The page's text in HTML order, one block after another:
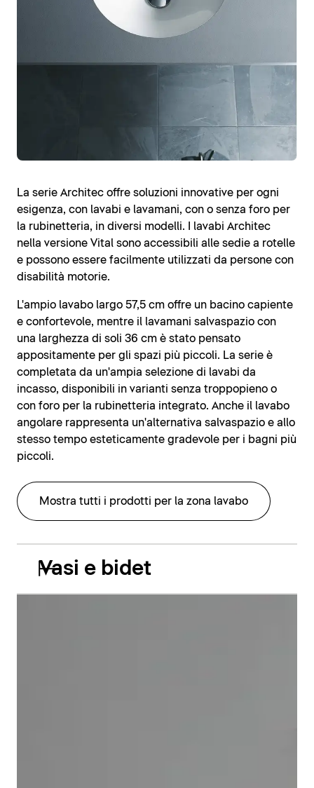
La serie Architec offre soluzioni innovative per ogni
esigenza, con lavabi e lavamani, con o senza foro per
la rubinetteria, in diversi modelli. I lavabi Architec
nella versione Vital sono accessibili alle sedie a rotelle
e possono essere facilmente utilizzati da persone con
disabilità motorie.
L'ampio lavabo largo 57,5 cm offre un bacino capiente
e confortevole, mentre il lavamani salvaspazio con
una larghezza di soli 36 cm è stato pensato
appositamente per gli spazi più piccoli. La serie è
completata da un'ampia selezione di lavabi da
incasso, disponibili in varianti senza troppopieno o
con foro per la rubinetteria integrato. Anche il lavabo
angolare rappresenta un'alternativa salvaspazio e allo
stesso tempo esteticamente gradevole per i bagni più
piccoli.
Mostra tutti i prodotti per la zona lavabo
Vasi e bidet